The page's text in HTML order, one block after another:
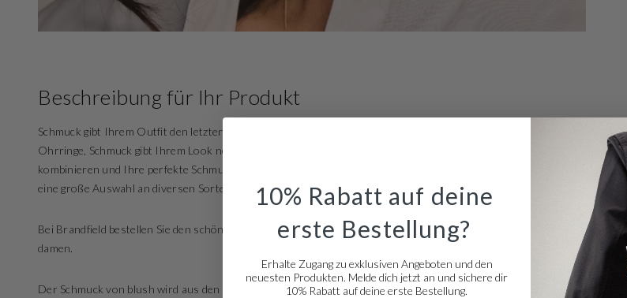
Beschreibung für Ihr Produkt
Schmuck gibt Ihrem Outfit den letzten Schliff. Ein edler Ring, eine hübsche Kette, oder ein Paar zeitloser
Ohrringe, Schmuck gibt Ihrem Look noch ein bisschen mehr. Bei uns können Sie Items miteinander
kombinieren und Ihre perfekte Schmuckkollektion finden. Suchen Sie zeitlosen, eleganten Schmuck? Wir haben
eine große Auswahl an diversen Sorten von edlem Schmuck.
Bei Brandfield bestellen Sie den schönsten blush Schmuck, so wie: Blush damen Ohrringe Gold 7055YZI für
damen.
Der Schmuck von blush wird aus den hochwertigsten Materialien gefertigt. Demnach ist dieser Schmuck aus
10% Rabatt auf deine
erste Bestellung?
Erhalte Zugang zu exklusiven Angeboten und den
neuesten Produkten. Melde dich jetzt an und sichere dir
10% Rabatt auf deine erste Bestellung.